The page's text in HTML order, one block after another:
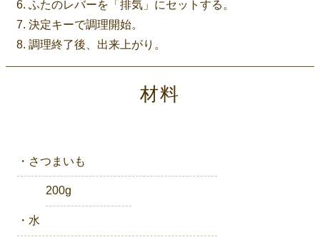
ふたのレバーを「排気」にセットする。
決定キーで調理開始。
調理終了後、出来上がり。
材料
・さつまいも
200g
・水